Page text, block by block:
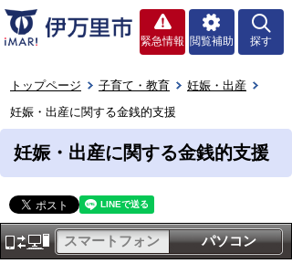
緊急情報 閲覧補助 探す
トップページ 子育て・教育
妊娠・出産
妊娠・出産に関する金銭的支援
妊娠・出産に関する金銭的支援
パソコン
スマートフォン